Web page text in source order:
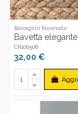
Bavaglini Neonata
Bavetta
CR100506
32,00 €